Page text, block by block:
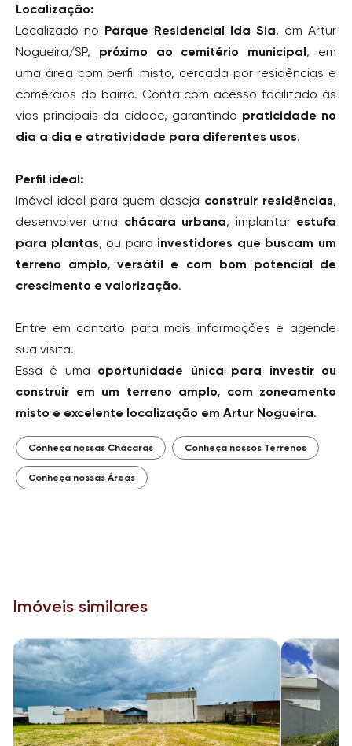
Localização:
Localizado no Parque Residencial Ida Sia, em Artur
Nogueira/SP, próximo ao cemitério municipal, em
uma área com perfil misto, cercada por residências e
comércios do bairro. Conta com acesso facilitado às
vias principais da cidade, garantindo praticidade no
dia a dia e atratividade para diferentes usos.
Perfil ideal:
Imóvel ideal para quem deseja construir residências,
desenvolver uma chácara urbana, implantar estufa
para plantas, ou para investidores que buscam um
terreno amplo, versátil e com bom potencial de
crescimento e valorização.
Entre em contato para mais informações e agende
sua visita.
Essa é uma oportunidade única para investir ou
construir em um terreno amplo, com zoneamento
misto e excelente localização em Artur Nogueira.
Conheça nossas Chácaras Conheça nossos Terrenos
Conheça nossas Áreas
Imóveis similares